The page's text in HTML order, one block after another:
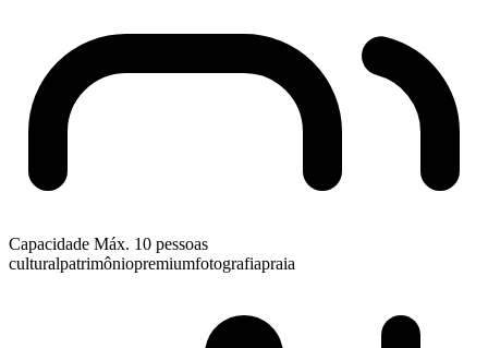
Capacidade Máx. 10 pessoas
culturalpatrimôniopremiumfotografiapraia